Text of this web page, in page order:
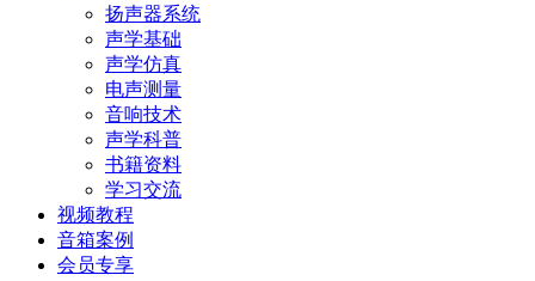
扬声器系统
声学基础
声学仿真
电声测量
音响技术
声学科普
书籍资料
学习交流
视频教程
音箱案例
会员专享